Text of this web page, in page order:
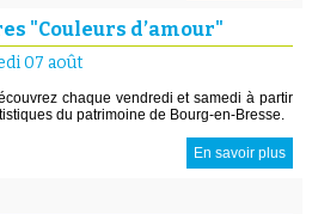
"Couleurs d’amour"
07 août
chaque vendredi et samedi à partir
du patrimoine de Bourg-en-Bresse.
En savoir plus